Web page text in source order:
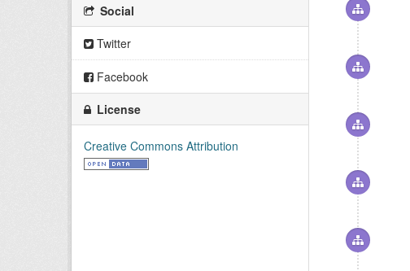
Social
Twitter
Facebook
License
Creative Commons Attribution